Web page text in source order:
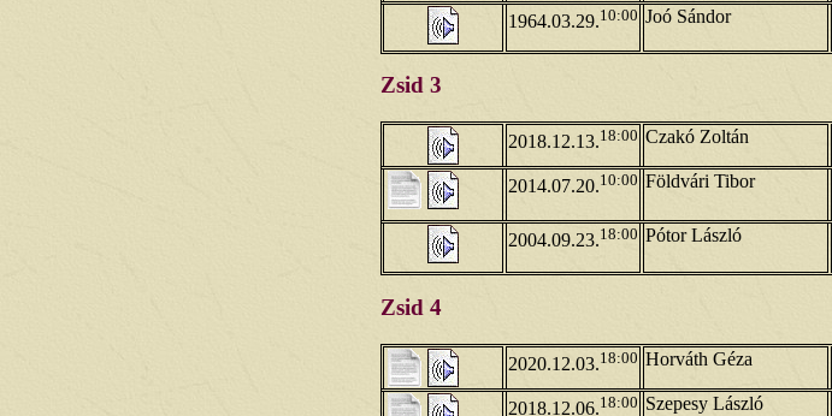
1964.03.29.10:00 Joó Sándor
Zsid 3
2018.12.13.18:00 Czakó Zoltán
2014.07.20.10:00 Földvári Tibor
2004.09.23.18:00 Pótor László
Zsid 4
2020.12.03.18:00 Horváth Géza
2018.12.06.18:00 Szepesy László